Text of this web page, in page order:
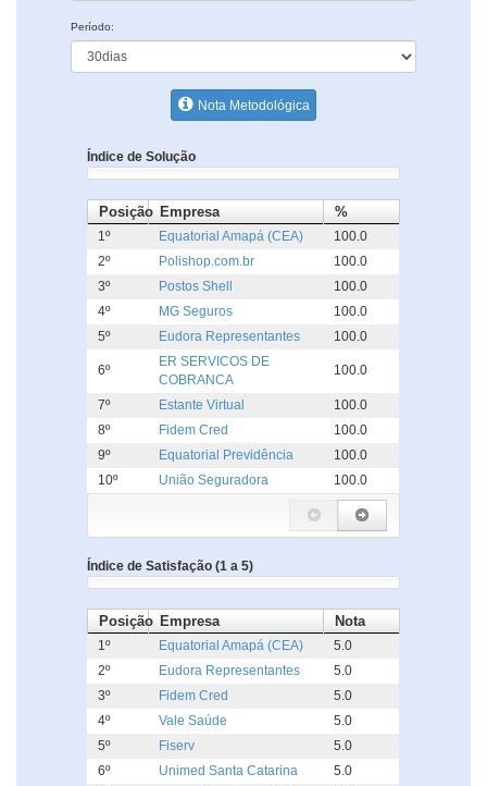
Período:
Nota Metodológica
Índice de Solução
Posição Empresa %
1º Equatorial Amapá (CEA)
100.0
2º
Polishop.com.br
100.0
3º
Postos Shell
100.0
4º
MG Seguros
100.0
5º
Eudora Representantes 100.0
6º
ER SERVICOS DE
COBRANCA
100.0
7º Estante Virtual
100.0
8º
Fidem Cred
100.0
9º
Equatorial Previdência
100.0
10º
União Seguradora 100.0
Índice de Satisfação (1 a 5)
Posição Empresa Nota
1º Equatorial Amapá (CEA)
5.0
2º
Eudora Representantes
5.0
3º
Fidem Cred
5.0
4º
Vale Saúde
5.0
5º
Fiserv
5.0
6º
Unimed Santa Catarina
5.0